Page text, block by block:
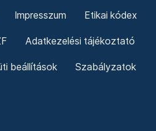
Impresszum Etikai kódex
Adatkezelési tájékoztató
beállítások Szabályzatok